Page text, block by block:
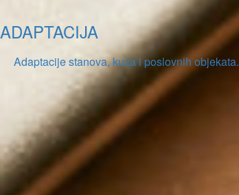
ADAPTACIJA
Adaptacije stanova, kuća i poslovnih objekata.